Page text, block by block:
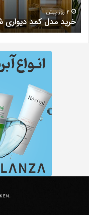
«کمد
پازلی»
4 روز پیش
خرید مدل کمد دیواری